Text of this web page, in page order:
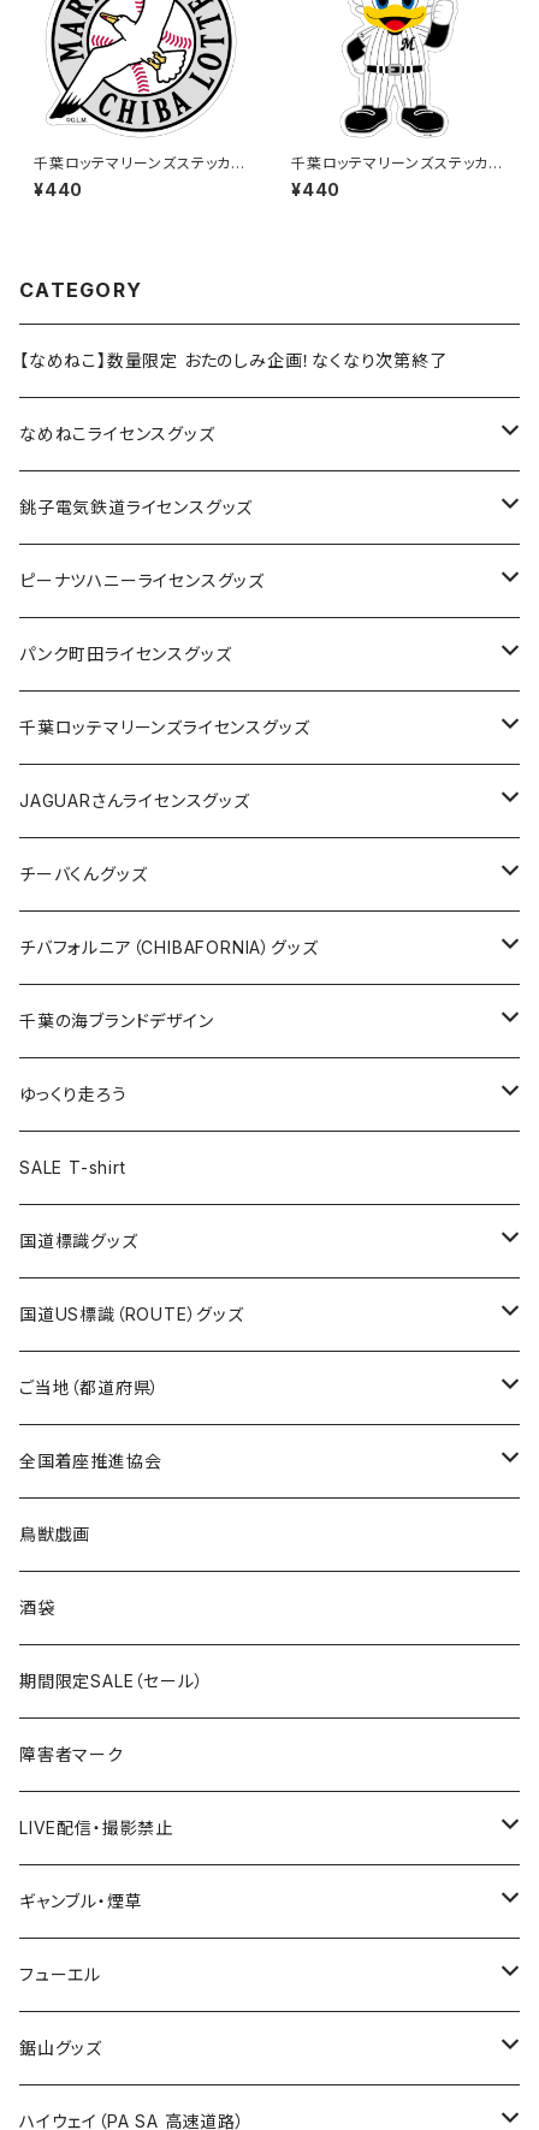
千葉ロッテマリーンズステッカー
15
¥440
千葉ロッテマリーンズステッカー
13
¥440
CATEGORY
【なめねこ】数量限定 おたのしみ企画！なくなり次第終了
なめねこライセンスグッズ
Tシャツ
キャップ
ステッカー
缶バッジ
ホテルキーホルダー
銚子電気鉄道ライセンスグッズ
ステッカー
缶バッジ
アクリルキーホルダー
ホテルキーホルダー
クリアファイル
Tシャツ
キャップ
トートバッグ
ランチバッグ
エコバッグ
ピーナツハニーライセンスグッズ
Tシャツ
キャップ
バッグ
ステッカー
缶バッジ
キーホルダー
クリアファイル
パンク町田ライセンスグッズ
Tシャツ
キャップ
バッグ
ステッカー
缶バッジ
キーホルダー
クリアファイル
千葉ロッテマリーンズライセンスグッズ
ステッカー
ステッカー
ステッカー大
缶バッジ
缶バッジ32mm
缶バッジ54mm
エコバッグ
JAGUARさんコラボグッズ
Tシャツ
ステッカー
サコッシュ
ホテルキーホルダー
モーテルキーホルダー
トートバッグ
JAGUARさんライセンスグッズ
Tシャツ
ステッカー
缶バッジ
クリアファイル
マスク
エコバッグ
千葉ロッテマリーンズコラボ
チーバくんグッズ
Tシャツ
キャップ
エコバッグ
ステッカー
モーテルキーホルダー
ホテルキーホルダー
トートバッグ
チバフォルニア（CHIBAFORNIA）グッズ
Tシャツ
キャップ
ステッカー
ホテルキーホルダー
千葉の海ブランドデザイン
Tシャツ
キャップ
ステッカー
ゆっくり走ろう
Tシャツ
ステッカー
ホテルキーホルダー
SALE T-shirt
国道標識グッズ
ステッカー
国道0～99号線
国道100～199号線
国道600～699号線
国道700～799号線
Tシャツ
キャップ
国道US標識（ROUTE）グッズ
ステッカー
ROUTE 0～99号線
ROUTE100～199号線
ROUTE600～699号線
ROUTE700～799号線
Tシャツ
ROUTE 0～99号線
ROUTE 100～199号線
ROUTE 600～699号線
ROUTE 700～799号線
キャップ
ROUTE 0～99号線
ROUTE 100～199号線
ROUTE 600～699号線
ROUTE 700～799号線
ご当地（都道府県）
北海道
青森県
岩手県
宮城県
秋田県
Tシャツ
ステッカー
山形県
福島県
茨城県
栃木県
群馬県
全国着座推進協会
ステッカー
鳥獣戯画
酒袋
期間限定SALE（セール）
障害者マーク
LIVE配信・撮影禁止
LIVE配信禁止
撮影禁止
ギャンブル・煙草
ホテルキーホルダー
たばこ・禁煙ステッカー
フューエル
ステッカー
鋸山グッズ
Tシャツ
ハイウェイ（PA SA 高速道路）